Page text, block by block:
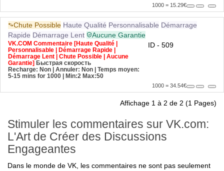
1000 = 15.29€
Chute Possible Haute Qualité Personnalisable Démarrage
Rapide Démarrage Lent Aucune Garantie
VK.COM Commentaire [Haute Qualité |
Personnalisable | Démarrage Rapide |
Démarrage Lent | Chute Possible | Aucune
Garantie] Быстрая скорость
Recharge: Non | Annuler: Non | Temps moyen:
5-15 mins for 1000
| Min:2 Max:50
ID - 509
1000 = 34.54€
Affichage 1 à 2 de 2 (1 Pages)
Stimuler les commentaires sur VK.com:
L'Art de Créer des Discussions
Engageantes
Dans le monde de VK, les commentaires ne sont pas seulement